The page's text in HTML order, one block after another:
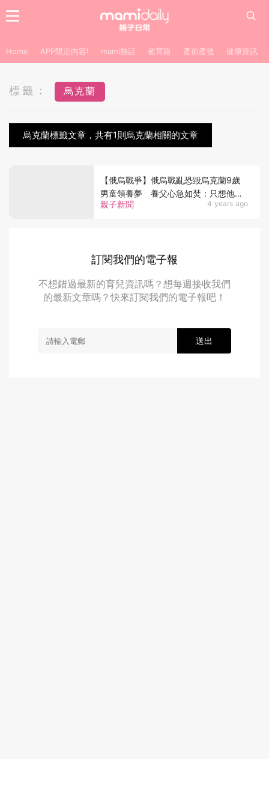
Home APP限定內容! mami熱話 教育路 產前產後 健康資訊
標籤： 烏克蘭
烏克蘭標籤文章，共有1則烏克蘭相關的文章
親子新聞 4 years ago
【俄烏戰爭】俄烏戰亂恐毀烏克蘭9歲
男童領養夢 養父心急如焚：只想他安
全抵達美國！
訂閱我們的電子報
不想錯過最新的育兒資訊嗎？想每週接收我們
的最新文章嗎？快來訂閱我們的電子報吧！
送出